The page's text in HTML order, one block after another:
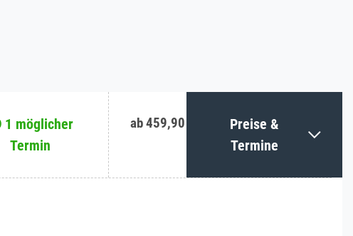
1 möglicher
Termin
ab 459,90 €
Preise &
Termine